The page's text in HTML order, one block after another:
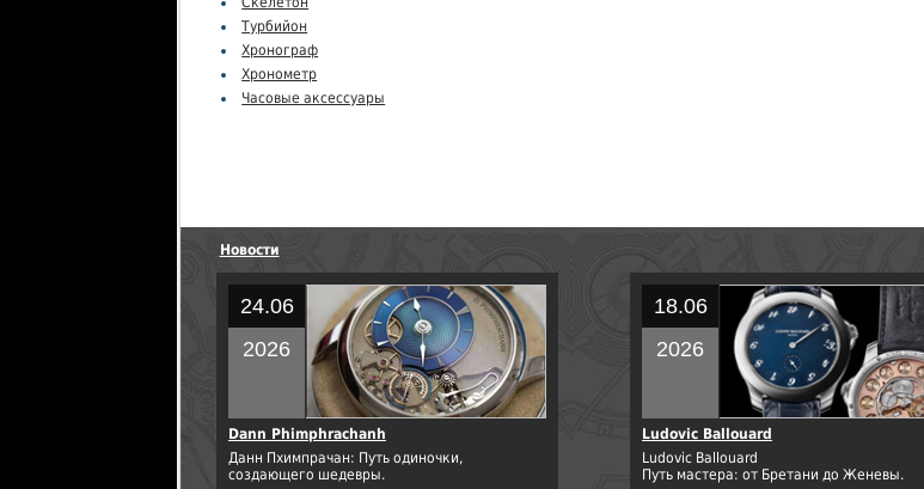
Турбийон
Хронограф
Хронометр
Часовые аксессуары
Новости
24.06
2026
Dann Phimphrachanh
Данн Пхимпрачан: Путь одиночки,
создающего шедевры.
18.06
2026
Ludovic Ballouard
Ludovic Ballouard
Путь мастера: от Бретани до Женевы.